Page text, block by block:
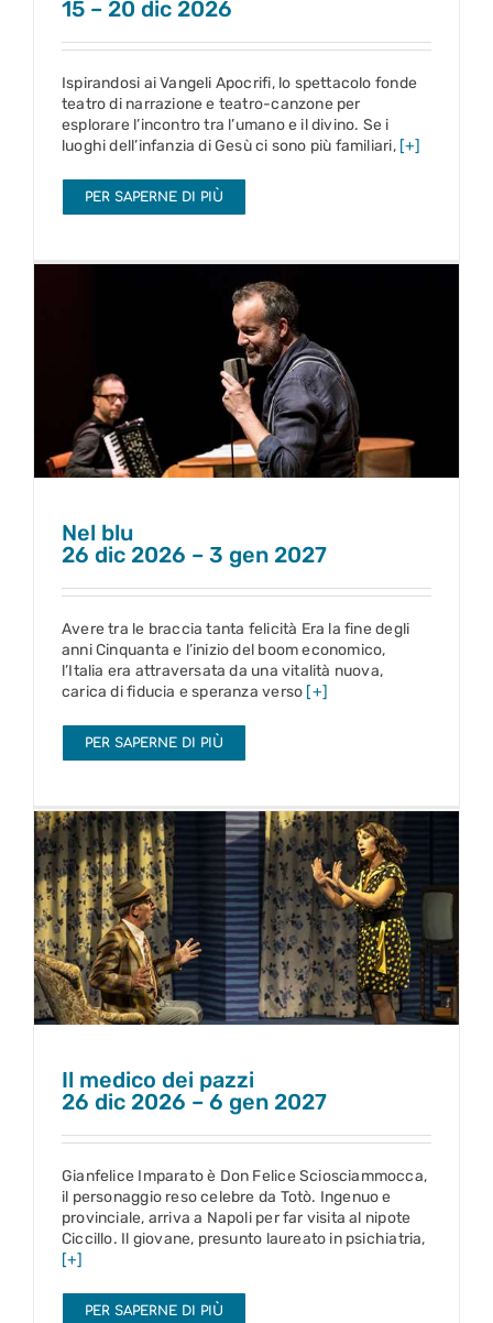
15 – 20 dic 2026
Ispirandosi ai Vangeli Apocrifi, lo spettacolo fonde
teatro di narrazione e teatro-canzone per
esplorare l’incontro tra l’umano e il divino. Se i
luoghi dell’infanzia di Gesù ci sono più familiari, [+]
PER SAPERNE DI PIÙ
Nel blu
26 dic 2026 – 3 gen 2027
Nel blu
26 dic 2026 – 3 gen 2027
Avere tra le braccia tanta felicità Era la fine degli
anni Cinquanta e l’inizio del boom economico,
l’Italia era attraversata da una vitalità nuova,
carica di fiducia e speranza verso [+]
PER SAPERNE DI PIÙ
Il medico dei pazzi
26 dic 2026 – 6 gen 2027
Il medico dei pazzi
26 dic 2026 – 6 gen 2027
Gianfelice Imparato è Don Felice Sciosciammocca,
il personaggio reso celebre da Totò. Ingenuo e
provinciale, arriva a Napoli per far visita al nipote
Ciccillo. Il giovane, presunto laureato in psichiatria,
[+]
PER SAPERNE DI PIÙ